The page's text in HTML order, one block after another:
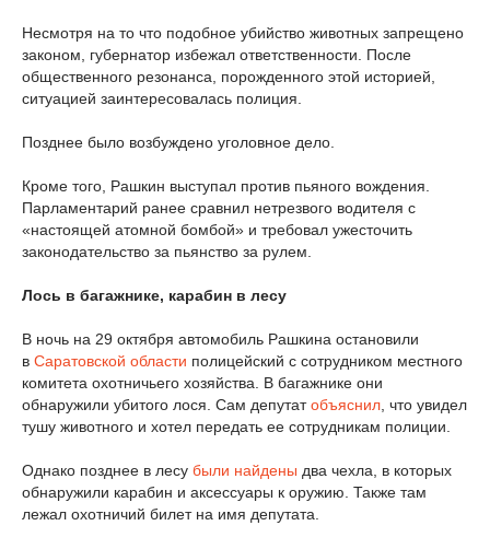
Несмотря на то что подобное убийство животных запрещено
законом, губернатор избежал ответственности. После
общественного резонанса, порожденного этой историей,
ситуацией заинтересовалась полиция.
Позднее было возбуждено уголовное дело.
Кроме того, Рашкин выступал против пьяного вождения.
Парламентарий ранее сравнил нетрезвого водителя с
«настоящей атомной бомбой» и требовал ужесточить
законодательство за пьянство за рулем.
Лось в багажнике, карабин в лесу
В ночь на 29 октября автомобиль Рашкина остановили
в Саратовской области полицейский с сотрудником местного
комитета охотничьего хозяйства. В багажнике они
обнаружили убитого лося. Сам депутатобъяснил, что увидел
тушу животного и хотел передать ее сотрудникам полиции.
Однако позднее в лесу были найдены два чехла, в которых
обнаружили карабин и аксессуары к оружию. Также там
лежал охотничий билет на имя депутата.